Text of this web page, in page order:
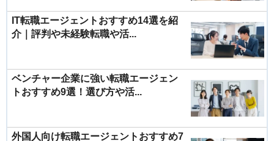
IT転職エージェントおすすめ14選を紹
介｜評判や未経験転職や活...
ベンチャー企業に強い転職エージェン
トおすすめ9選！選び方や活...
外国人向け転職エージェントおすすめ7